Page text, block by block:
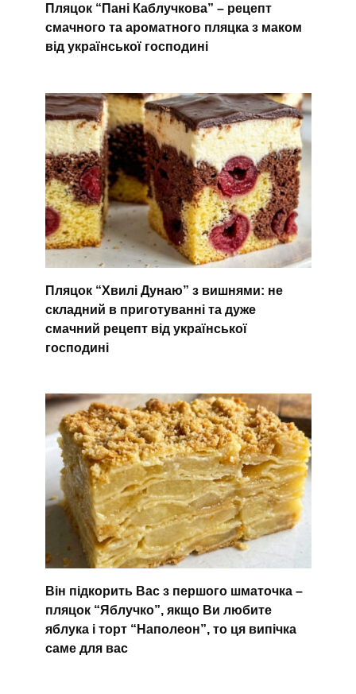
Пляцок “Пані Каблучкова” – рецепт
смачного та ароматного пляцка з маком
від української господині
Пляцок “Хвилі Дунаю” з вишнями: не
складний в приготуванні та дуже
смачний рецепт від української
господині
Він підкорить Вас з першого шматочка –
пляцок “Яблучко”, якщо Ви любите
яблука і торт “Наполеон”, то ця випічка
саме для вас